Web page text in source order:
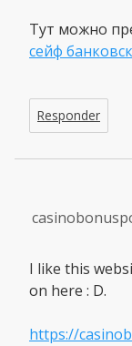
Тут можно
сейф
Responder
I like this
on here : D.
https://